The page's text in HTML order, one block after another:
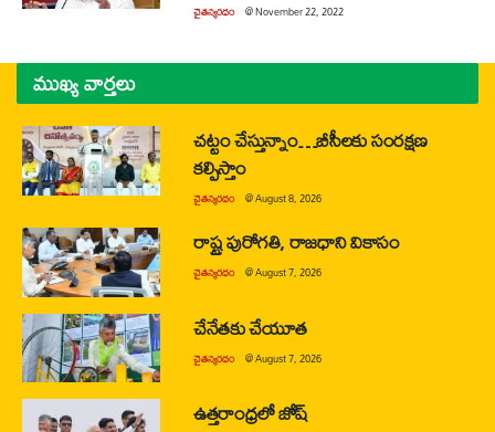
చైతన్యరధం @November 22, 2022
ముఖ్య వార్తలు
చట్టం చేస్తున్నాం…బీసీలకు సంరక్షణ
కల్పిస్తాం
చైతన్యరధం @August 8, 2026
రాష్ట్ర పురోగతి, రాజధాని వికాసం
చైతన్యరధం @August 7, 2026
చేనేతకు చేయూత
చైతన్యరధం @August 7, 2026
ఉత్తరాంధ్రలో జోష్